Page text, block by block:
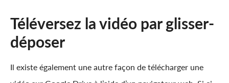
Téléversez la vidéo par glisser-
déposer
Il existe également une autre façon de télécharger une